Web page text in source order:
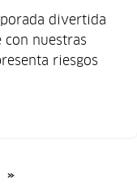
divertida
nuestras
riesgos
»